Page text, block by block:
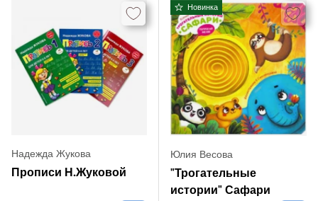
Надежда Жукова
Прописи Н.Жуковой
Новинка
Юлия Весова
"Трогательные
истории" Сафари